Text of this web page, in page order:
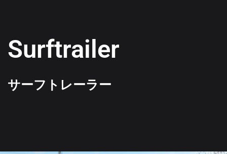
Surftrailer
サーフトレーラー